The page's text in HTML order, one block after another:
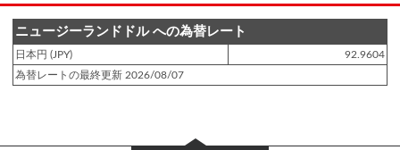
登録日 : 2019.2.28
NZクッキングに「ニュージーランド産キウイの酢の物
登録日 : 2019.2.4
ニュージーランドドル への為替レート
日本円 (JPY)
92.9604
為替レートの最終更新 2026/08/07